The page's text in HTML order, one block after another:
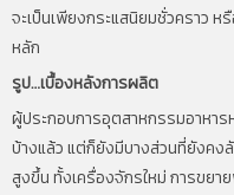
จะเป็นเพียงกระแสนิยมชั่วคราว
หลัก
รูป…เบื้องหลังการผลิต
ผู้ประกอบการอุตสาหกรรมอาหา
บ้างแล้ว แต่ก็ยังมีบางส่วนที่ยังคง
สูงขึ้น ทั้งเครื่องจักรใหม่ การขย